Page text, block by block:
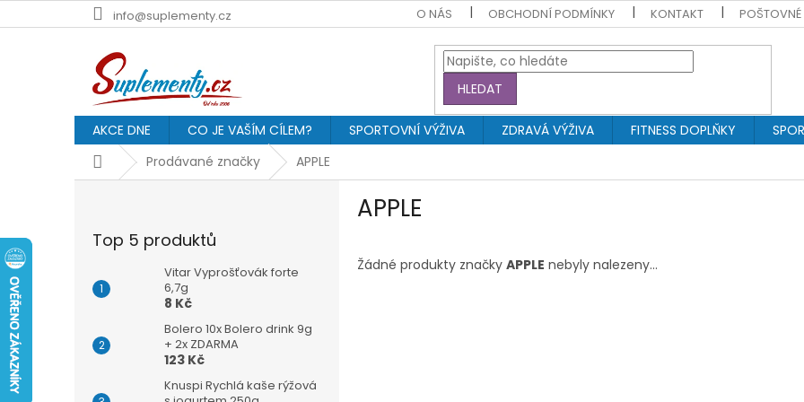
na
info@suplementy.cz O NÁS OBCHODNÍ PODMÍNKY KONTAKT POŠTOVNÉ
HLEDAT
AKCE DNE CO JE VAŠÍM CÍLEM? SPORTOVNÍ VÝŽIVA ZDRAVÁ VÝŽIVA FITNESS DOPLŇKY
DomůProdávané značky APPLE
Top 5 produktů
Vitar Vyprošťovák forte
6,7g
8 Kč
Bolero 10x Bolero drink 9g
+ 2x ZDARMA
123 Kč
Knuspi Rychlá kaše rýžová
APPLE
Žádné produkty značky APPLE nebyly nalezeny...